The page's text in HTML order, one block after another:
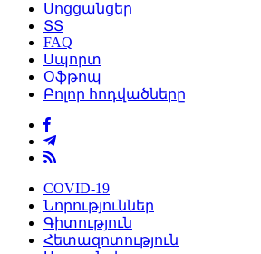
Սոցցանցեր
ՏՏ
FAQ
Սպորտ
Օֆթոպ
Բոլոր հոդվածները
COVID-19
Նորություններ
Գիտություն
Հետազոտություն